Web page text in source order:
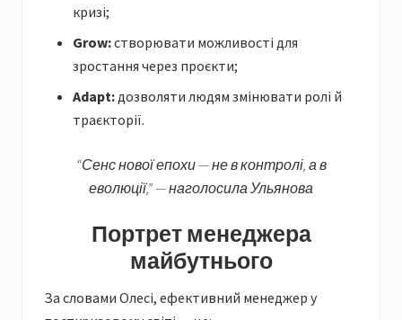
кризі;
Grow:створювати можливості для
зростання через проєкти;
Adapt:дозволяти людям змінювати ролі й
траєкторії.
“Сенс нової епохи — не в контролі, а в
еволюції,” — наголосила Ульянова
Портрет менеджера
майбутнього
За словами Олесі, ефективний менеджер у